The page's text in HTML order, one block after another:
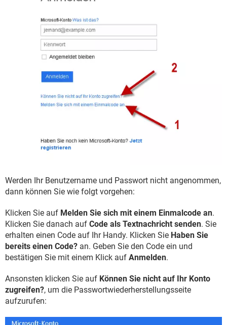
Werden Ihr Benutzername und Passwort nicht angenommen,
dann können Sie wie folgt vorgehen:
Klicken Sie auf Melden Sie sich mit einem Einmalcode an.
Klicken Sie danach auf Code als Textnachricht senden. Sie
erhalten einen Code auf Ihr Handy. Klicken Sie Haben Sie
bereits einen Code? an. Geben Sie den Code ein und
bestätigen Sie mit einem Klick auf Anmelden.
Ansonsten klicken Sie auf Können Sie nicht auf Ihr Konto
zugreifen?, um die Passwortwiederherstellungsseite
aufzurufen: